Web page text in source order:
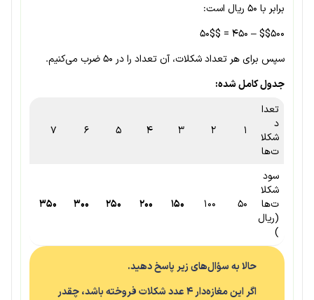
برابر با ۵۰ ریال است:
$$۵۰۰ – ۴۵۰ = 50$$
سپس برای هر تعداد شکلات، آن تعداد را در ۵۰ ضرب می‌کنیم.
جدول کامل شده:
تعدا
د
شکلا
ت‌ها
۱ ۲ ۳ ۴ ۵ ۶ ۷
سود
شکلا
ت‌ها
(ریال
)
۵۰ ۱۰۰ ۱۵۰ ۲۰۰ ۲۵۰ ۳۰۰ ۳۵۰
حالا به سؤال‌های زیر پاسخ دهید.
اگر این مغازه‌دار ۴ عدد شکلات فروخته باشد، چقدر